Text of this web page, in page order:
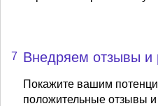
7 Внедряем отзывы и
Покажите вашим
положительные отзывы